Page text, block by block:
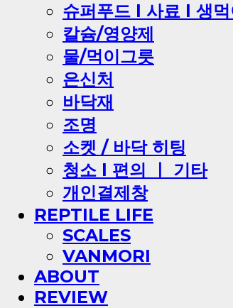
슈퍼푸드 l 사료 l 생먹
칼슘/영양제
물/먹이그릇
은신처
바닥재
조명
소켓 / 바닥 히팅
청소 l 편의 ㅣ 기타
개인결제창
REPTILE LIFE
SCALES
VANMORI
ABOUT
REVIEW